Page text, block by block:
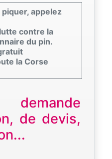
appelez
contre la
du pin.
la Corse
demande
de devis,